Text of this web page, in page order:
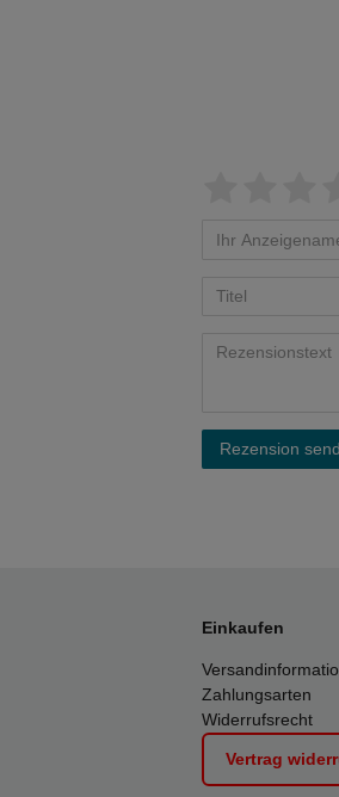
Rezension
Einkaufen
Zahlungsarten
Widerrufsrecht
Vertrag